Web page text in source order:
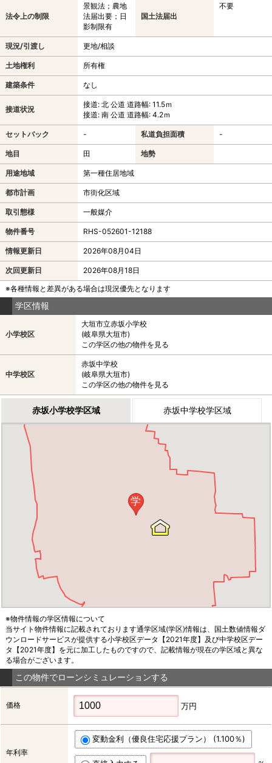
法令上の制限
景観法；農地
法届出要；日
影制限有
国土法届出
不要
現況/引渡し 更地/相談
土地権利 所有権
建築条件 なし
接道状況
接道: 北 公道 道路幅: 11.5ｍ
接道: 南 公道 道路幅: 4.2ｍ
セットバック - 私道負担面積 -
地目 田 地勢
用途地域 第一種住居地域
都市計画 市街化区域
取引態様 一般媒介
物件番号 RHS-052601-12188
情報更新日 2026年08月04日
次回更新日
2026年08月18日
※各種情報と差異がある場合は現況優先となります
学区情報
小学校区
大垣市立赤坂小学校
(岐阜県大垣市)
この学区の他の物件を見る
中学校区
赤坂中学校
(岐阜県大垣市)
この学区の他の物件を見る
赤坂小学校学区域 赤坂中学校学区域
学
※物件情報の学区情報について
当サイト物件情報に記載されております通学区域(学区)情報は、国土数値情報ダ
ウンロードサービスが提供する小学校区データ【2021年度】及び中学校区デー
タ【2021年度】を元に加工したものですので、記載情報が現在の学区域と異な
る場合がございます。
この物件でローンシミュレーションする
価格 万円
年利率
変動金利（優良住宅応援プラン） (1.100％)